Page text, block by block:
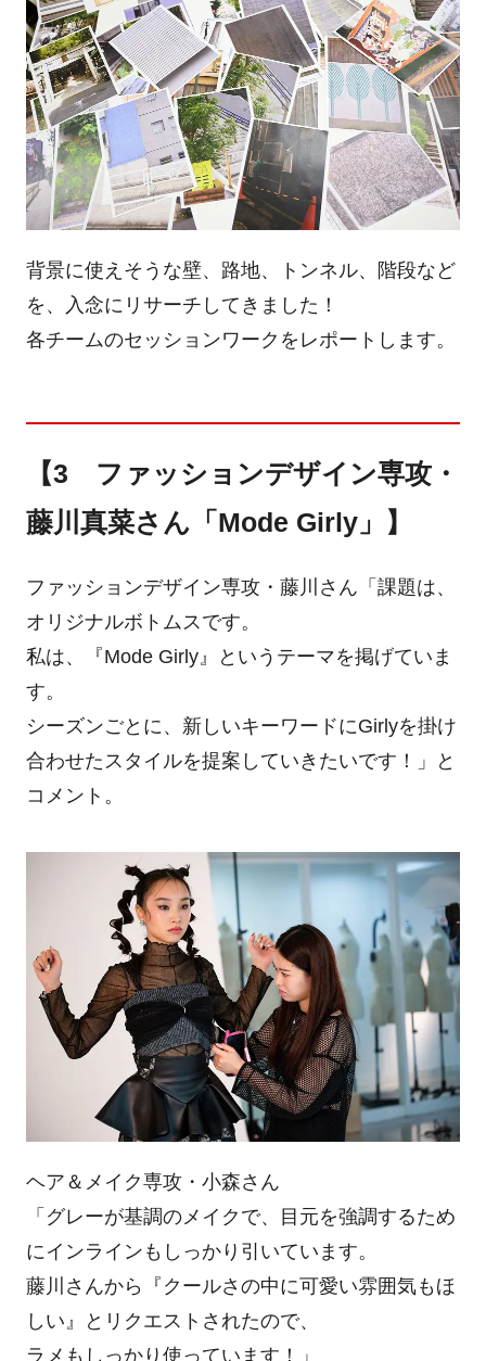
背景に使えそうな壁、路地、トンネル、階段など
を、入念にリサーチしてきました！
各チームのセッションワークをレポートします。
【3 ファッションデザイン専攻・
藤川真菜さん「Mode Girly」】
ファッションデザイン専攻・藤川さん「課題は、
オリジナルボトムスです。
私は、『Mode Girly』というテーマを掲げていま
す。
シーズンごとに、新しいキーワードにGirlyを掛け
合わせたスタイルを提案していきたいです！」と
コメント。
ヘア＆メイク専攻・小森さん
「グレーが基調のメイクで、目元を強調するため
にインラインもしっかり引いています。
藤川さんから『クールさの中に可愛い雰囲気もほ
しい』とリクエストされたので、
ラメもしっかり使っています！」